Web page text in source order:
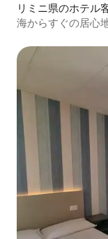
リミニ県のホテル
海からすぐの居心